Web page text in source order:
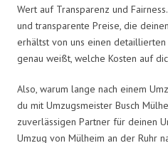
Wert auf Transparenz und
und transparente Preise, die
erhältst von uns einen detaillierten
genau weißt, welche Kosten auf
Also, warum lange nach einem
du mit Umzugsmeister Busch
zuverlässigen Partner für deinen
Umzug von Mülheim an der Ruhr